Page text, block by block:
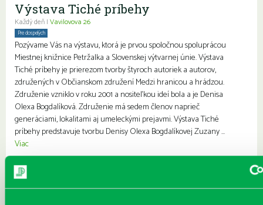
Výstava Tiché príbehy
Každý deň | Vavilovova 26
Pre dospelých
Pozývame Vás na výstavu, ktorá je prvou spoločnou spoluprácou
Miestnej knižnice Petržalka a Slovenskej výtvarnej únie. Výstava
Tiché príbehy je prierezom tvorby štyroch autoriek a autorov,
združených v Občianskom združení Medzi hranicou a hrádzou.
Združenie vzniklo v roku 2001 a nositeľkou ideí bola a je Denisa
Olexa Bogdalíková. Združenie má sedem členov naprieč
generáciami, lokalitami aj umeleckými prejavmi. Výstava Tiché
príbehy predstavuje tvorbu Denisy Olexa Bogdalíkovej Zuzany ...
Viac
Október v knižnici
Každý deň